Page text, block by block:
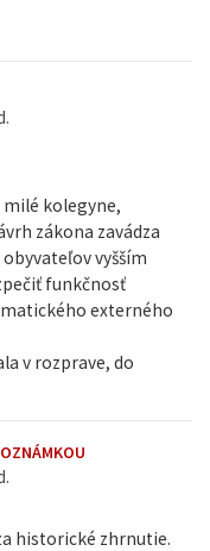
milé kolegyne,
zákona zavádza
vyšším
funkčnosť
externého
v rozprave, do
historické zhrnutie.